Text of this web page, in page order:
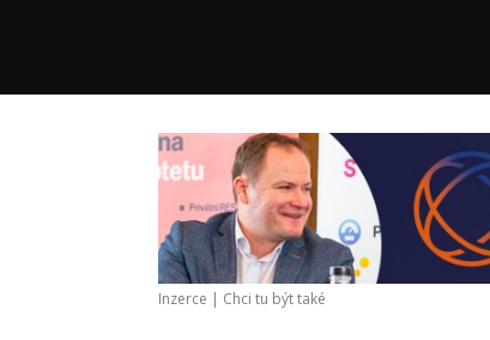
Financování podniku
Finanční řízení firmy
Firemní kultura
Inzerce | Chci tu být také